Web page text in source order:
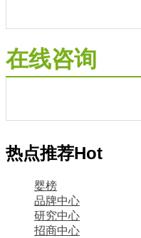
在线咨询
热点推荐Hot
婴榜
品牌中心
研究中心
招商中心